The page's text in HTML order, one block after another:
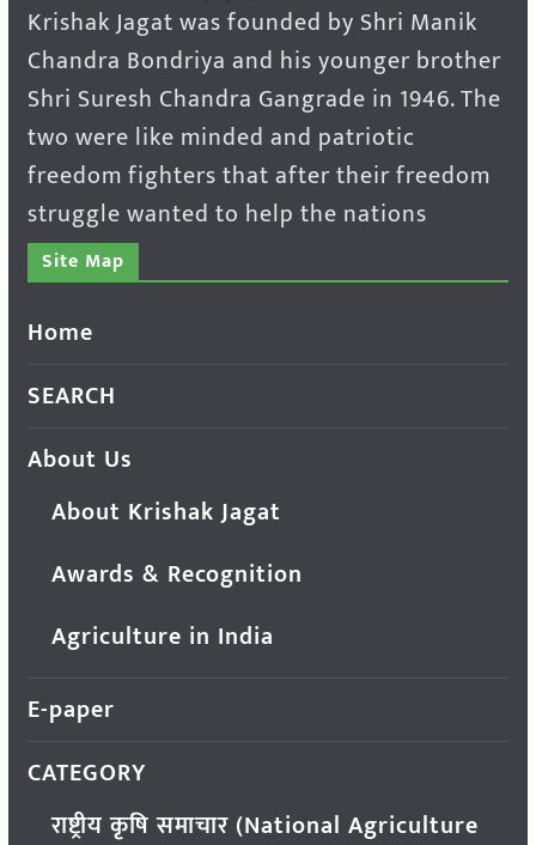
Krishak Jagat was founded by Shri Manik
Chandra Bondriya and his younger brother
Shri Suresh Chandra Gangrade in 1946. The
two were like minded and patriotic
freedom fighters that after their freedom
struggle wanted to help the nations
Site Map
Home
SEARCH
About Us
About Krishak Jagat
Awards & Recognition
Agriculture in India
E-paper
CATEGORY
राष्ट्रीय कृषि समाचार (National Agriculture